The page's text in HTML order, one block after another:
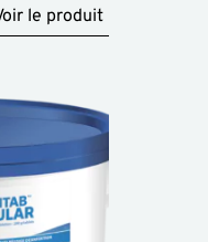
le produit